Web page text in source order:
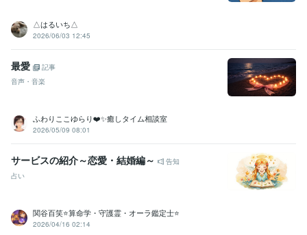
スムーズだと思います。
よろしくお願いいたします。
経験職種
人事 / 人材開発・人材育成・研修
職歴
医療法人 サービス付き高齢者向け住宅 2024年7月 ~ 現在
ラーランク取得 ココナラ　レギュラーランク→シルバーランクへ昇
格
ココナラ　シルバーランク→ゴールドランクへ昇格
△はるいち△
2026/06/03 12:45
最愛
記事
音声・音楽
ふわりここゆらり❤️✨癒しタイム相談室
2026/05/09 08:01
サービスの紹介～恋愛・結婚編～
告知
占い
関谷百笑⭐算命学・守護霊・オーラ鑑定士⭐
2026/04/16 02:14